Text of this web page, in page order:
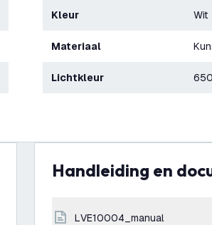
Kleur Wit
Materiaal
Lichtkleur
Handleiding en
LVE10004_manual